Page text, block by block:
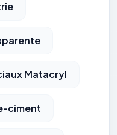
Matacryl
ciment